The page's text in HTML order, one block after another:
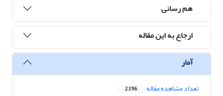
هم رسانی
ارجاع به این مقاله
آمار
تعداد مشاهده مقاله 2,196